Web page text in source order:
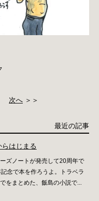
次へ ＞＞
最近の記事
はじまる
ーズノートが発売して20周年で
念で本を作ろうよ。トラベラ
をまとめた、飯島の小説で...